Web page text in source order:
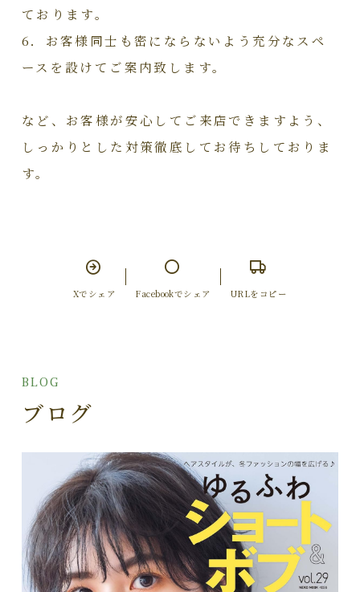
ております。
6．お客様同士も密にならないよう充分なスペ
ースを設けてご案内致します。
など、お客様が安心してご来店できますよう、
しっかりとした対策徹底してお待ちしておりま
す。
Xでシェア Facebookでシェア URLをコピー
BLOG
ブログ